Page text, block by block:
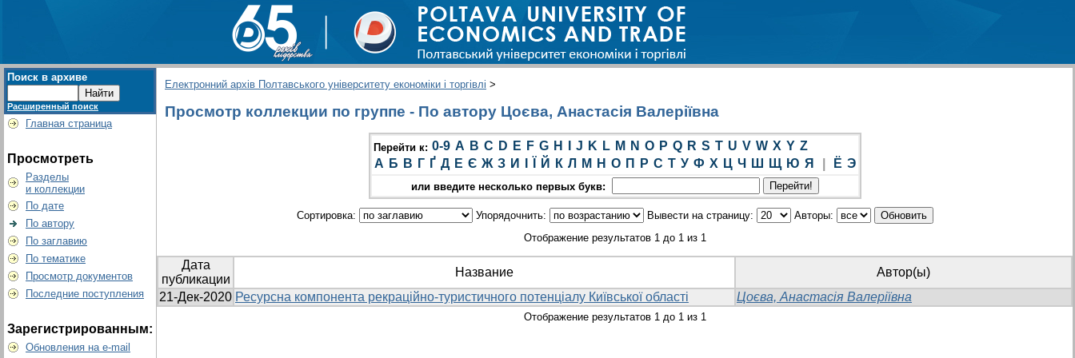
Поиск в архиве
Расширенный поиск
Главная страница
Просмотреть
Разделы
и коллекции
По дате
По автору
По заглавию
По тематике
Просмотр документов
Последние поступления
Зарегистрированным:
Обновления на e-mail
Електронний архів Полтавського університету економіки і торгівлі >
Просмотр коллекции по группе - По автору Цоєва, Анастасія Валеріївна
Перейти к: 0-9 A B C D E F G H J K L M N O P Q R S T U V W X Y Z
А Б В Г Ґ Д Е Є Ж З И Й К Л М Н О П Р С Т У Ф Х Ц Ч Ш Щ Ю Я Ё Э
или введите несколько первых букв:
Сортировка: Упорядочнить: Вывести на страницу:
Авторы:
Отображение результатов 1 до 1 из 1
Дата
публикации
Название
Автор(ы)
21-Дек-2020 Ресурсна компонента рекраційно-туристичного потенціалу Київської області Цоєва, Анастасія Валеріївна
Отображение результатов 1 до 1 из 1